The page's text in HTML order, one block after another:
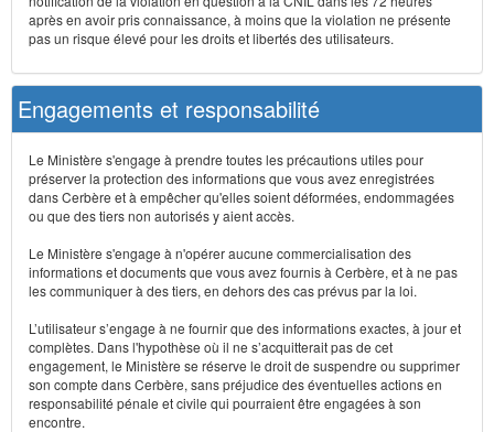
après en avoir pris connaissance, à moins que la violation ne présente
pas un risque élevé pour les droits et libertés des utilisateurs.
Engagements et responsabilité
Le Ministère s'engage à prendre toutes les précautions utiles pour
préserver la protection des informations que vous avez enregistrées
dans Cerbère et à empêcher qu'elles soient déformées, endommagées
ou que des tiers non autorisés y aient accès.
Le Ministère s'engage à n'opérer aucune commercialisation des
informations et documents que vous avez fournis à Cerbère, et à ne pas
les communiquer à des tiers, en dehors des cas prévus par la loi.
L’utilisateur s’engage à ne fournir que des informations exactes, à jour et
complètes. Dans l'hypothèse où il ne s’acquitterait pas de cet
engagement, le Ministère se réserve le droit de suspendre ou supprimer
son compte dans Cerbère, sans préjudice des éventuelles actions en
responsabilité pénale et civile qui pourraient être engagées à son
encontre.